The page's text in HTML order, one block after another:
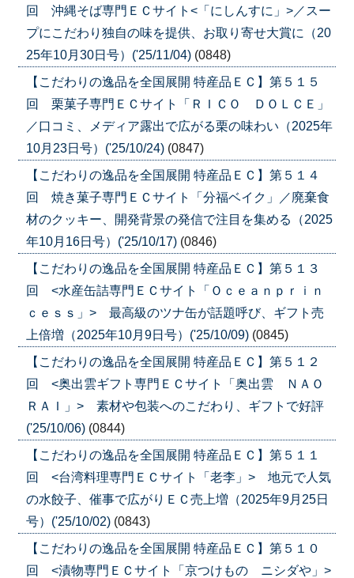
回 沖縄そば専門ＥＣサイト<「にしんすに」>／スー
プにこだわり独自の味を提供、お取り寄せ大賞に（20
25年10月30日号）('25/11/04) (0848)
【こだわりの逸品を全国展開 特産品ＥＣ】第５１５
回 栗菓子専門ＥＣサイト「ＲＩＣＯ ＤＯＬＣＥ」
／口コミ、メディア露出で広がる栗の味わい（2025年
10月23日号）('25/10/24) (0847)
【こだわりの逸品を全国展開 特産品ＥＣ】第５１４
回 焼き菓子専門ＥＣサイト「分福ベイク」／廃棄食
材のクッキー、開発背景の発信で注目を集める（2025
年10月16日号）('25/10/17) (0846)
【こだわりの逸品を全国展開 特産品ＥＣ】第５１３
回 <水産缶詰専門ＥＣサイト「Ｏｃｅａｎｐｒｉｎ
ｃｅｓｓ」> 最高級のツナ缶が話題呼び、ギフト売
上倍増（2025年10月9日号）('25/10/09) (0845)
【こだわりの逸品を全国展開 特産品ＥＣ】第５１２
回 <奥出雲ギフト専門ＥＣサイト「奥出雲 ＮＡＯ
ＲＡＩ」> 素材や包装へのこだわり、ギフトで好評
('25/10/06) (0844)
【こだわりの逸品を全国展開 特産品ＥＣ】第５１１
回 <台湾料理専門ＥＣサイト「老李」> 地元で人気
の水餃子、催事で広がりＥＣ売上増（2025年9月25日
号）('25/10/02) (0843)
【こだわりの逸品を全国展開 特産品ＥＣ】第５１０
回 <漬物専門ＥＣサイト「京つけもの ニシダや」>